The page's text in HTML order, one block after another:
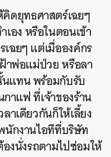
ดยุทธศาสตร์เฉยๆ
อง หรือในตอนเข้า
ฉยๆ แต่เมื่อองค์กร
าพ่อแม่ป่วย หรือลา
แทน พร้อมกับรับ
กาแฟ ที่เจ้าของร้าน
าเดียวกันก็ให้เลี้ยง
นักงานไอทีที่บริษัท
องนั่งรถตามไปซ่อมให้